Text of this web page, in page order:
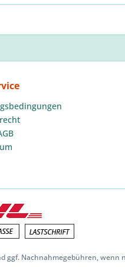
ggf. Nachnahmegebühren, wenn